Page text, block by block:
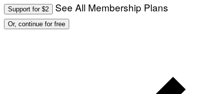
Support for $2 See All Membership Plans
Or, continue for free